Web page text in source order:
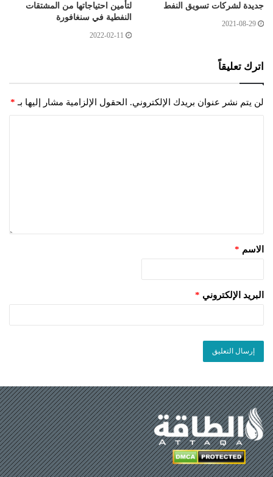
جديدة لشركات تسويق النفط
2021-08-29
لتأمين احتياجاتها من المشتقات
النفطية في سنغافورة
2022-02-11
اترك تعليقاً
لن يتم نشر عنوان بريدك الإلكتروني. الحقول الإلزامية مشار إليها بـ *
الاسم *
البريد الإلكتروني *